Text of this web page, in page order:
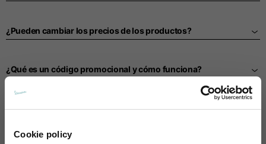
Cookie policy
¿Pueden cambiar los precios de los productos?
¿Qué es un código promocional y cómo funciona?
¿Cuándo finaliza el proceso de compra?